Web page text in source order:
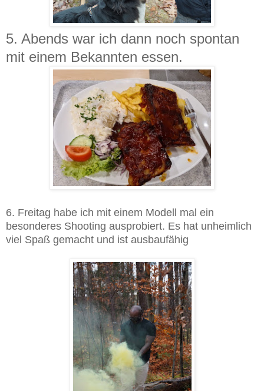
5. Abends war ich dann noch spontan
mit einem Bekannten essen.
6. Freitag habe ich mit einem Modell mal ein
besonderes Shooting ausprobiert. Es hat unheimlich
viel Spaß gemacht und ist ausbaufähig